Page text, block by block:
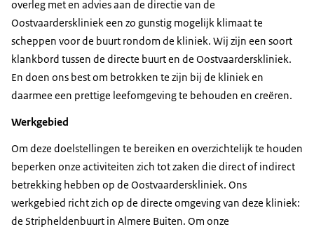
overleg met en advies aan de directie van de
Oostvaarderskliniek een zo gunstig mogelijk klimaat te
scheppen voor de buurt rondom de kliniek. Wij zijn een soort
klankbord tussen de directe buurt en de Oostvaarderskliniek.
En doen ons best om betrokken te zijn bij de kliniek en
daarmee een prettige leefomgeving te behouden en creëren.
Werkgebied
Om deze doelstellingen te bereiken en overzichtelijk te houden
beperken onze activiteiten zich tot zaken die direct of indirect
betrekking hebben op de Oostvaarderskliniek. Ons
werkgebied richt zich op de directe omgeving van deze kliniek:
de Stripheldenbuurt in Almere Buiten. Om onze